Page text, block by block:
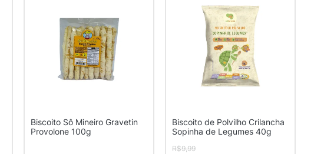
Biscoito Sô Mineiro Gravetin
Provolone 100g
Biscoito de Polvilho Crilancha
Sopinha de Legumes 40g
R$9,99